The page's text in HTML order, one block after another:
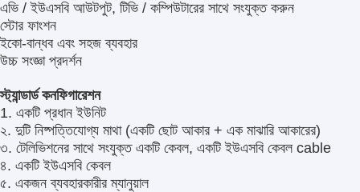
এভি / ইউএসবি আউটপুট, টিভি / কম্পিউটারের সাথে সংযুক্ত করুন
স্টোর ফাংশন
ইকো-বান্ধব এবং সহজ ব্যবহার
উচ্চ সংজ্ঞা প্রদর্শন
স্ট্যান্ডার্ড কনফিগারেশন
1. একটি প্রধান ইউনিট
২. দুটি নিষ্পত্তিযোগ্য মাথা (একটি ছোট আকার + এক মাঝারি আকারের)
৩. টেলিভিশনের সাথে সংযুক্ত একটি কেবল, একটি ইউএসবি কেবল cable
৪. একটি ইউএসবি কেবল
৫. একজন ব্যবহারকারীর ম্যানুয়াল